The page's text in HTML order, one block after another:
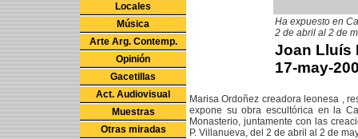
Locales
Música
Arte Arg. Contemp.
Opinión
Gacetillas
Act. Audiovisual
Muestras
Otras miradas
Ha expuesto en
2 de abril al 2 de
Joan Lluís
17-may-
Marisa Ordoñez creadora leonesa ,
expone su obra escultórica en la
Monasterio, juntamente con las
P. Villanueva, del 2 de abril al 2 de